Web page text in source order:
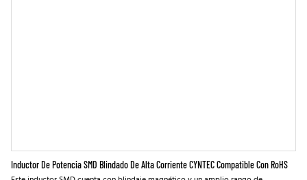
Inductor De Potencia SMD Blindado De Alta Corriente CYNTEC Compatible Con RoHS